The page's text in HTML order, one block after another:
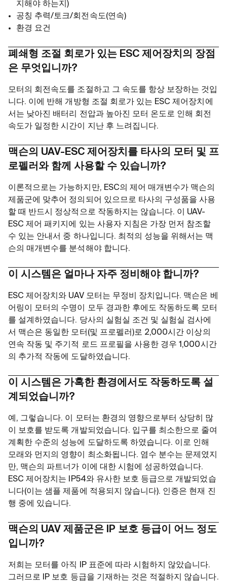
지해야 하는지)
공칭 추력/토크/회전속도(연속)
환경 요건
폐쇄형 조절 회로가 있는 ESC 제어장치의 장점
은 무엇입니까?
모터의 회전속도를 조절하고 그 속도를 항상 보장하는 것입
니다. 이에 반해 개방형 조절 회로가 있는 ESC 제어장치에
서는 낮아진 배터리 전압과 높아진 모터 온도로 인해 회전
속도가 일정한 시간이 지난 후 느려집니다.
맥슨의 UAV-ESC 제어장치를 타사의 모터 및 프
로펠러와 함께 사용할 수 있습니까?
이론적으로는 가능하지만, ESC의 제어 매개변수가 맥슨의
제품군에 맞추어 정의되어 있으므로 타사의 구성품을 사용
할 때 반드시 정상적으로 작동하지는 않습니다. 이 UAV-
ESC 제어 패키지에 있는 사용자 지침은 가장 먼저 참조할
수 있는 안내서 중 하나입니다. 최적의 성능을 위해서는 맥
슨의 매개변수를 분석해야 합니다.
이 시스템은 얼마나 자주 정비해야 합니까?
ESC 제어장치와 UAV 모터는 무정비 장치입니다. 맥슨은 베
어링이 모터의 수명이 모두 경과한 후에도 작동하도록 모터
를 설계하였습니다. 당사의 실험실 조건 및 실험실 검사에
서 맥슨은 동일한 모터(및 프로펠러)로 2,000시간 이상의
연속 작동 및 주기적 로드 프로필을 사용한 경우 1,000시간
의 추가적 작동에 도달하였습니다.
이 시스템은 가혹한 환경에서도 작동하도록 설
계되었습니까?
예, 그렇습니다. 이 모터는 환경의 영향으로부터 상당히 많
이 보호를 받도록 개발되었습니다. 입구를 최소한으로 줄여
계획한 수준의 성능에 도달하도록 하였습니다. 이로 인해
모래와 먼지의 영향이 최소화됩니다. 염수 분수는 문제였지
만, 맥슨의 파트너가 이에 대한 시험에 성공하였습니다.
ESC 제어장치는 IP54와 유사한 보호 등급으로 개발되었습
니다(이는 샘플 제품에 적용되지 않습니다). 인증은 현재 진
행 중에 있습니다.
맥슨의 UAV 제품군은 IP 보호 등급이 어느 정도
입니까?
저희는 모터를 아직 IP 표준에 따라 시험하지 않았습니다.
그러므로 IP 보호 등급을 기재하는 것은 적절하지 않습니다.